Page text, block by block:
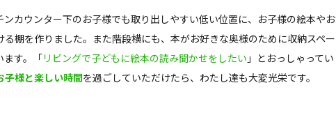
ンカウンター下のお子様でも取り出しやすい低い位置に、お子様の絵本やお
る棚を作りました。また階段横にも、本がお好きな奥様のために収納スペー
ます。「リビングで子どもに絵本の読み聞かせをしたい 」とおっしゃってい
子様と楽しい時間を過ごしていただけたら、わたし達も大変光栄です。